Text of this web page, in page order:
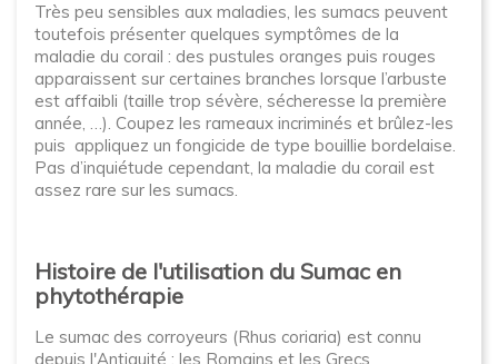
Très peu sensibles aux maladies, les sumacs peuvent
toutefois présenter quelques symptômes de la
maladie du corail : des pustules oranges puis rouges
apparaissent sur certaines branches lorsque l’arbuste
est affaibli (taille trop sévère, sécheresse la première
année, …). Coupez les rameaux incriminés et brûlez-les
puis appliquez un fongicide de type bouillie bordelaise.
Pas d’inquiétude cependant, la maladie du corail est
assez rare sur les sumacs.
Histoire de l'utilisation du Sumac en
phytothérapie
Le sumac des corroyeurs (Rhus coriaria) est connu
depuis l'Antiquité : les Romains et les Grecs